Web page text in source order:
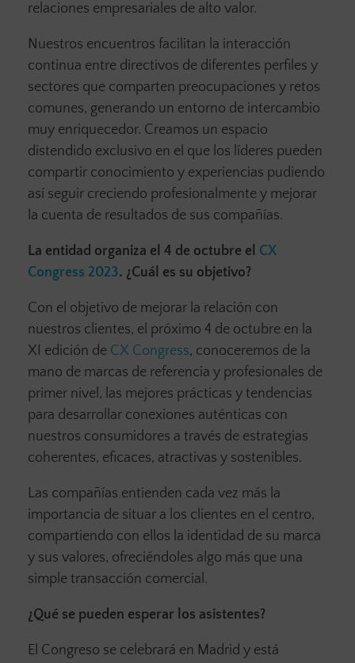
relaciones empresariales de alto valor.
Nuestros encuentros facilitan la interacción
continua entre directivos de diferentes perfiles y
sectores que comparten preocupaciones y retos
comunes, generando un entorno de intercambio
muy enriquecedor. Creamos un espacio
distendido exclusivo en el que los líderes pueden
compartir conocimiento y experiencias pudiendo
así seguir creciendo profesionalmente y mejorar
la cuenta de resultados de sus compañías.
La entidad organiza el 4 de octubre el CX
Congress 2023. ¿Cuál es su objetivo?
Con el objetivo de mejorar la relación con
nuestros clientes, el próximo 4 de octubre en la
XI edición de CX Congress, conoceremos de la
mano de marcas de referencia y profesionales de
primer nivel, las mejores prácticas y tendencias
para desarrollar conexiones auténticas con
nuestros consumidores a través de estrategias
coherentes, eficaces, atractivas y sostenibles.
Las compañías entienden cada vez más la
importancia de situar a los clientes en el centro,
compartiendo con ellos la identidad de su marca
y sus valores, ofreciéndoles algo más que una
simple transacción comercial.
¿Qué se pueden esperar los asistentes?
El Congreso se celebrará en Madrid y está